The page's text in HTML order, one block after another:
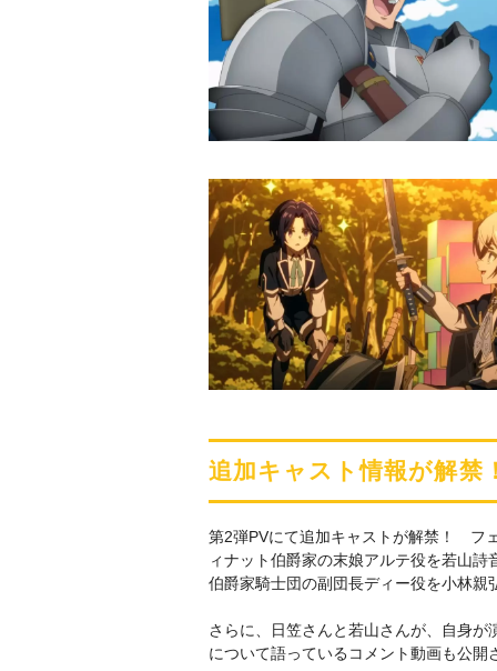
追加キャスト情報が解
第2弾PVにて追加キャストが解禁！ フ
ィナット伯爵家の末娘アルテ役を若山
伯爵家騎士団の副団長ディー役を小林親
さらに、日笠さんと若山さんが、自身
について語っているコメント動画も公開